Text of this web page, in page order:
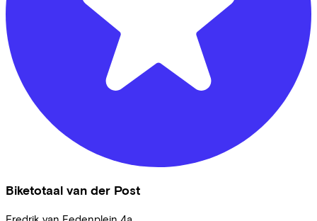
Biketotaal van der Post